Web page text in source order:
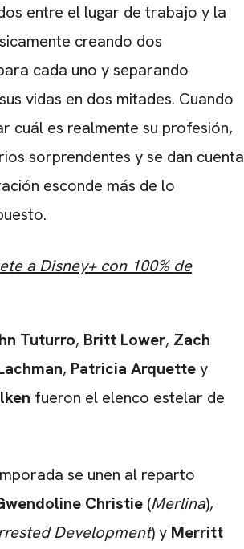
entre el lugar de trabajo y la
creando dos
cada uno y separando
vidas en dos mitades. Cuando
cuál es realmente su profesión,
sorprendentes y se dan cuenta
esconde más de lo
a Disney+ con 100% de
Tuturro, Britt Lower, Zach
, Patricia Arquettey
fueron el elenco estelar de
se unen al reparto
Christie (Merlina),
Development) y Merritt